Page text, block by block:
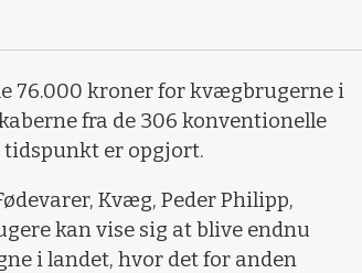
76.000 kroner for kvægbrugerne i
fra de 306 konventionelle
er opgjort.
Kvæg, Peder Philipp,
kan vise sig at blive endnu
i landet, hvor det for anden